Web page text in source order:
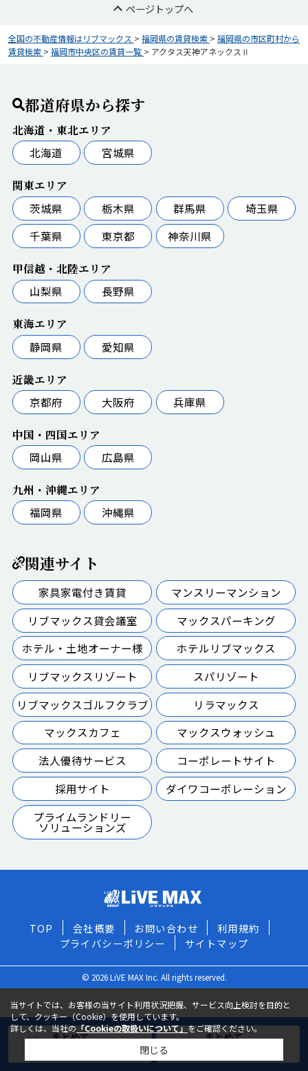
まとめて
まとめて
ページトップへ
全国の不動産情報はリブマックス > 福岡県の賃貸検索 > 福岡県の市区町村から
賃貸検索 > 福岡市中央区の賃貸一覧 > アクタス天神アネックスⅡ
都道府県から探す
北海道・東北エリア
北海道
宮城県
関東エリア
茨城県
栃木県 群馬県
埼玉県
千葉県
東京都 神奈川県
甲信越・北陸エリア
山梨県
長野県
東海エリア
静岡県
愛知県
近畿エリア
京都府
大阪府 兵庫県
中国・四国エリア
岡山県
広島県
九州・沖縄エリア
福岡県
沖縄県
関連サイト
家具家電付き賃貸
マンスリーマンション
リブマックス貸会議室
マックスパーキング
ホテル・土地オーナー様
ホテルリブマックス
リブマックスリゾート
スパリゾート
リブマックスゴルフクラブ
リラマックス
マックスカフェ
マックスウォッシュ
法人優待サービス
コーポレートサイト
採用サイト
ダイワコーポレーション
プライムランドリー
ソリューションズ
TOP 会社概要 お問い合わせ
利用規約
プライバシーポリシー
サイトマップ
© 2026 LiVE MAX Inc. All rights reserved.
当サイトでは、お客様の当サイト利用状況把握、サービス向上検討を目的と
して、クッキー（Cookie）を使用しています。
詳しくは、当社の「Cookieの取扱いについて」をご確認ください。
閉じる